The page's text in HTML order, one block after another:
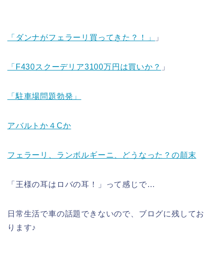
「ダンナがフェラーリ買ってきた？！」 」
「F430スクーデリア3100万円は買いか？ 」
「駐車場問題勃発」
アバルトか４Cか
フェラーリ、ランボルギーニ、どうなった？の顛末
「王様の耳はロバの耳！」って感じで…
日常生活で車の話題できないので、ブログに残してお
ります♪